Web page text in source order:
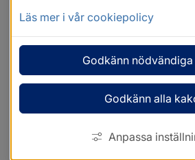
Läs mer i vår cookiepolicy
Godkänn
Godkänn alla
Anpassa